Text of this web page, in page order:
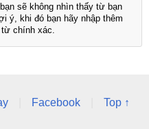
sẽ không nhìn thấy từ bạn
ý, khi đó bạn hãy nhập thêm
chính xác.
Facebook Top ↑